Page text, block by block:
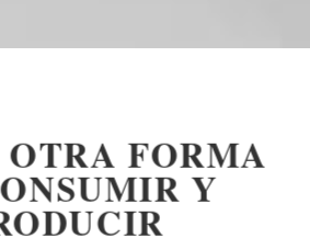
FORMA
Y